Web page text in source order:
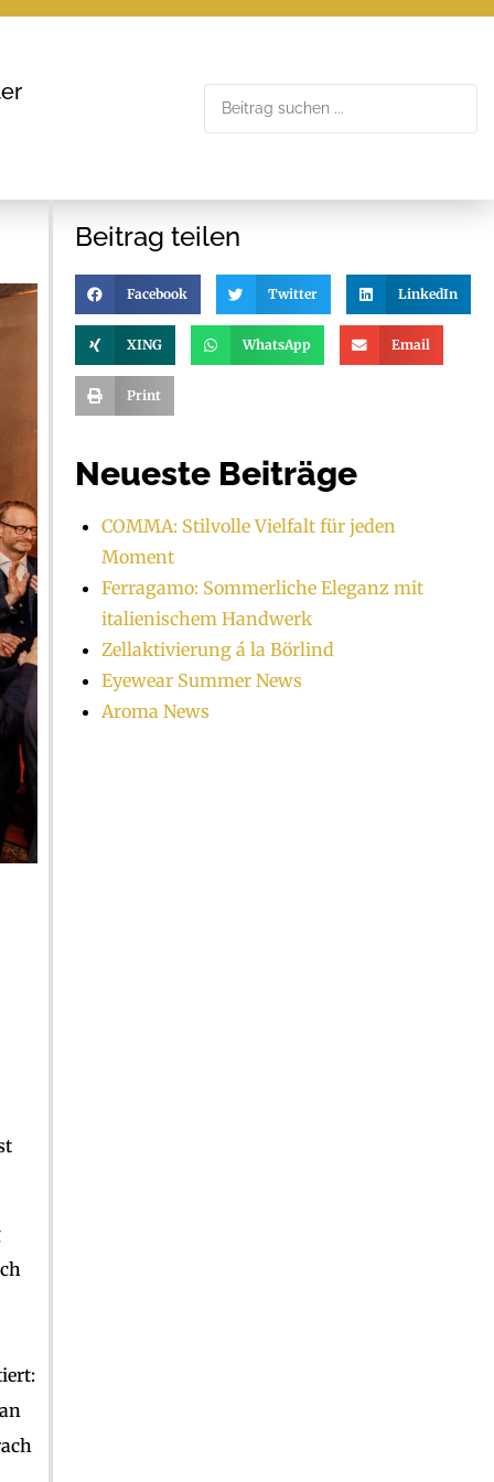
Beitrag teilen
Facebook Twitter LinkedIn
XING WhatsApp Email
Print
Neueste Beiträge
COMMA: Stilvolle Vielfalt für jeden
Moment
Ferragamo: Sommerliche Eleganz mit
italienischem Handwerk
Zellaktivierung á la Börlind
Eyewear Summer News
Aroma News